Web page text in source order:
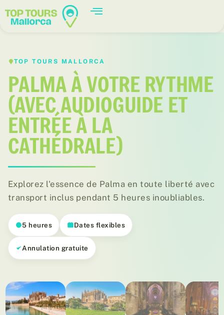
TOP TOURS MALLORCA
PALMA À VOTRE RYTHME
(AVEC AUDIOGUIDE ET
ENTRÉE À LA
CATHÉDRALE)
Explorez l'essence de Palma en toute liberté avec
transport inclus pendant 5 heures inoubliables.
5 heures Dates flexibles
Annulation gratuite
01/ 05